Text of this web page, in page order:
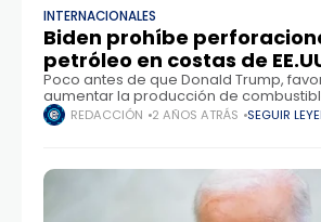
INTERNACIONALES
Biden prohíbe
petróleo en costas de
Poco antes de que Donald Trump,
aumentar la producción de
convierta en su sucesor, Joe Biden
prohibición las perforaciones de
REDACCIÓN 2 AÑOS ATRÁS SEGUIR